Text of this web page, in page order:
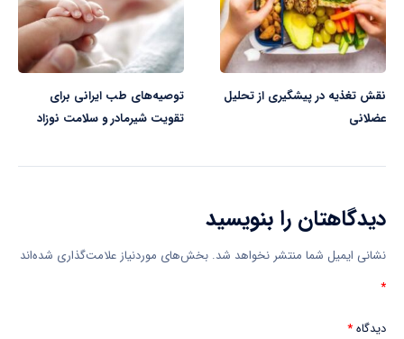
نقش تغذیه در پیشگیری از تحلیل
عضلانی
توصیه‌های طب ایرانی برای
تقویت شیرمادر و سلامت نوزاد
دیدگاهتان را بنویسید
نشانی ایمیل شما منتشر نخواهد شد. بخش‌های موردنیاز علامت‌گذاری شده‌اند
*
دیدگاه*